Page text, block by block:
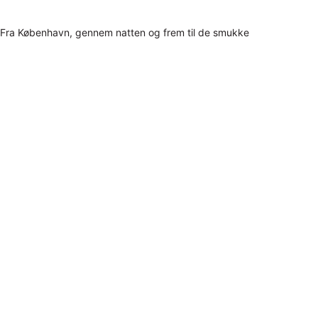
Fra København, gennem natten og frem til de smukke